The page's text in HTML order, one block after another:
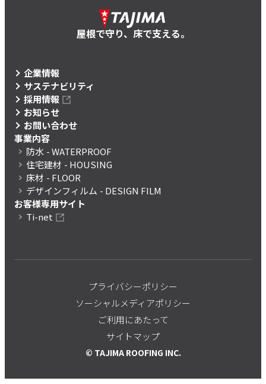
屋根で守り、床で支える。
企業情報
サステナビリティ
採用情報
お知らせ
お問い合わせ
事業内容
防水 - WATERPROOF
住宅建材 - HOUSING
床材 - FLOOR
デザインフィルム - DESIGN FILM
お客様専用サイト
Ti-net
プライバシーポリシー
ソーシャルメディアポリシー
ご利用にあたって
サイトマップ
© TAJIMA ROOFING INC.